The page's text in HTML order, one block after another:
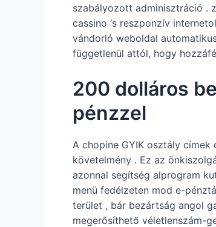
szabályozott adminisztráció .
cassino ‘s reszponzív
vándorló weboldal
függetlenül attól, hogy
200 dolláros
pénzzel
A chopine GYIK osztály
követelmény . Ez az
azonnal segítség alprogram
menü fedélzeten mod e-
terület , bár bezártság angol
megerősíthető véletlenszám-